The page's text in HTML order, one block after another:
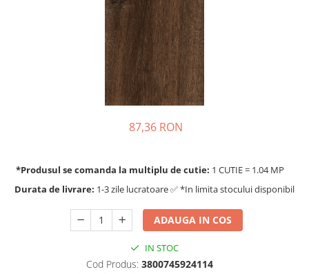
87,36 RON
*Produsul se comanda la multiplu de cutie: 1 CUTIE = 1.04 MP
Durata de livrare: 1-3 zile lucratoare ✅ *In limita stocului disponibil
ADAUGA IN COS
IN STOC
Cod Produs: 3800745924114